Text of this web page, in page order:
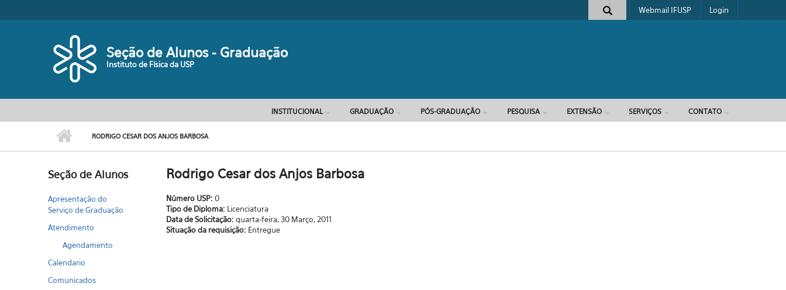
Formulário de busca
Webmail IFUSP Login
Seção de Alunos - Graduação
Instituto de Física da USP
INSTITUCIONAL GRADUAÇÃO PÓS-GRADUAÇÃO PESQUISA EXTENSÃO SERVIÇOS CONTATO
RODRIGO CESAR DOS ANJOS BARBOSA
Seção de Alunos
Apresentação do
Serviço de Graduação
Atendimento
Agendamento
Calendario
Comunicados
Rodrigo Cesar dos Anjos Barbosa
Número USP: 0
Tipo de Diploma: Licenciatura
Data de Solicitação: quarta-feira, 30 Março, 2011
Situação da requisição: Entregue